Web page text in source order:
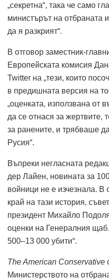
„секретна“, така че само
министърът на отбраната
да я разкрият“.
В отговор заместник-
Европейската комисия
Twitter на „тези, които
в предишната версия на
„оценката, използвана от
да се отнася за жертвите,
за ранените, и трябваше
Русия“.
Въпреки негласната
дер Лайен, новината за
войници не е изчезнала.
край на тази история,
президент Михайло
оценки на Генералния
500–13 000 убити“.
The American Conservative
Министерството на